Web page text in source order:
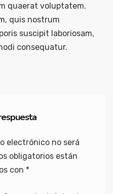
quaerat voluptatem.
quis nostrum
suscipit laboriosam,
consequatur.
electrónico no será
obligatorios están
con *